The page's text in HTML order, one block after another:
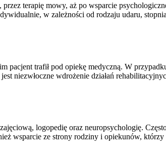
terapię mowy, aż po wsparcie
w zależności od rodzaju udaru,
pacjent trafił pod opiekę medyczną. W
niezwłoczne wdrożenie działań
logopedię oraz neuropsychologię.
wsparcie ze strony rodziny i opiekunów,